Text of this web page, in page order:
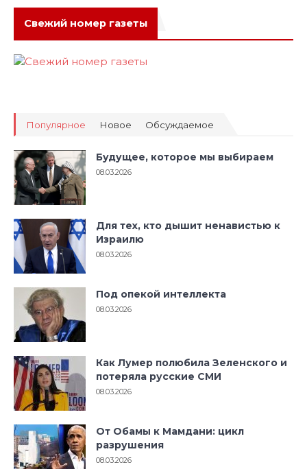
Свежий номер газеты
Популярное Новое Обсуждаемое
Будущее, которое мы выбираем
08.03.2026
Для тех, кто дышит ненавистью к
Израилю
08.03.2026
Под опекой интеллекта
08.03.2026
Как Лумер полюбила Зеленского и
потеряла русские СМИ
08.03.2026
От Обамы к Мамдани: цикл
разрушения
08.03.2026